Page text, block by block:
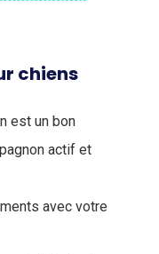
chiens
est un bon
actif et
avec votre